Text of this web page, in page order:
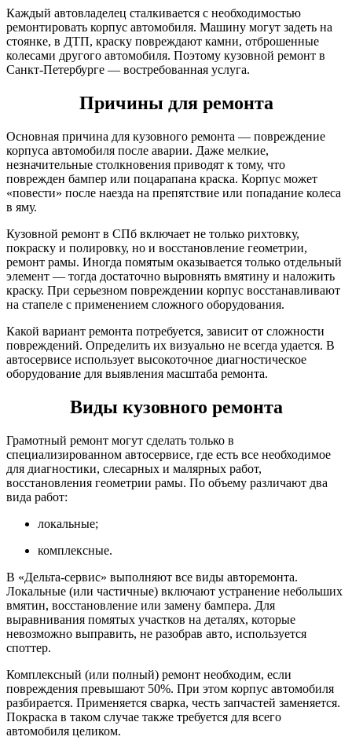
Каждый автовладелец сталкивается с необходимостью
ремонтировать корпус автомобиля. Машину могут задеть на
стоянке, в ДТП, краску повреждают камни, отброшенные
колесами другого автомобиля. Поэтому кузовной ремонт в
Санкт-Петербурге — востребованная услуга.
Причины для ремонта
Основная причина для кузовного ремонта — повреждение
корпуса автомобиля после аварии. Даже мелкие,
незначительные столкновения приводят к тому, что
поврежден бампер или поцарапана краска. Корпус может
«повести» после наезда на препятствие или попадание колеса
в яму.
Кузовной ремонт в СПб включает не только рихтовку,
покраску и полировку, но и восстановление геометрии,
ремонт рамы. Иногда помятым оказывается только отдельный
элемент — тогда достаточно выровнять вмятину и наложить
краску. При серьезном повреждении корпус восстанавливают
на стапеле с применением сложного оборудования.
Какой вариант ремонта потребуется, зависит от сложности
повреждений. Определить их визуально не всегда удается. В
автосервисе использует высокоточное диагностическое
оборудование для выявления масштаба ремонта.
Виды кузовного ремонта
Грамотный ремонт могут сделать только в
специализированном автосервисе, где есть все необходимое
для диагностики, слесарных и малярных работ,
восстановления геометрии рамы. По объему различают два
вида работ:
локальные;
комплексные.
В «Дельта-сервис» выполняют все виды авторемонта.
Локальные (или частичные) включают устранение небольших
вмятин, восстановление или замену бампера. Для
выравнивания помятых участков на деталях, которые
невозможно выправить, не разобрав авто, используется
споттер.
Комплексный (или полный) ремонт необходим, если
повреждения превышают 50%. При этом корпус автомобиля
разбирается. Применяется сварка, честь запчастей заменяется.
Покраска в таком случае также требуется для всего
автомобиля целиком.